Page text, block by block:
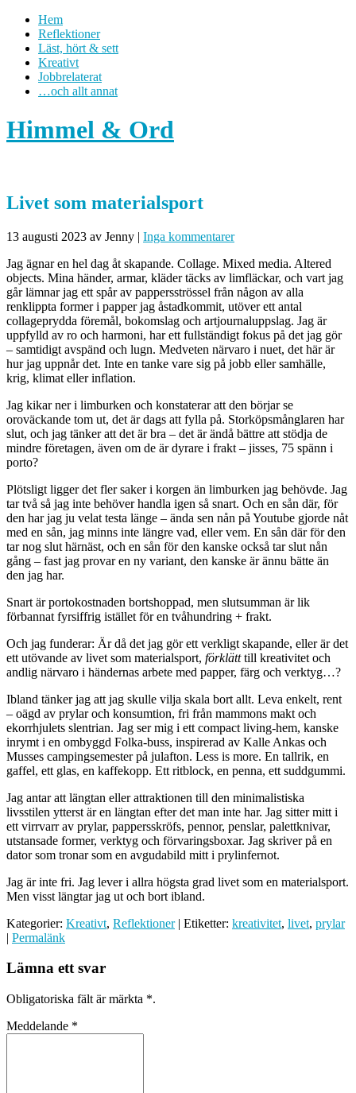
Hem
Reflektioner
Läst, hört & sett
Kreativt
Jobbrelaterat
…och allt annat
Himmel & Ord
Livet som materialsport
13 augusti 2023 av Jenny | Inga kommentarer
Jag ägnar en hel dag åt skapande. Collage. Mixed media. Altered
objects. Mina händer, armar, kläder täcks av limfläckar, och vart jag
går lämnar jag ett spår av pappersströssel från någon av alla
renklippta former i papper jag åstadkommit, utöver ett antal
collageprydda föremål, bokomslag och artjournaluppslag. Jag är
uppfylld av ro och harmoni, har ett fullständigt fokus på det jag gör
– samtidigt avspänd och lugn. Medveten närvaro i nuet, det här är
hur jag uppnår det. Inte en tanke vare sig på jobb eller samhälle,
krig, klimat eller inflation.
Jag kikar ner i limburken och konstaterar att den börjar se
oroväckande tom ut, det är dags att fylla på. Storköpsmånglaren har
slut, och jag tänker att det är bra – det är ändå bättre att stödja de
mindre företagen, även om de är dyrare i frakt – jisses, 75 spänn i
porto?
Plötsligt ligger det fler saker i korgen än limburken jag behövde. Jag
tar två så jag inte behöver handla igen så snart. Och en sån där, för
den har jag ju velat testa länge – ända sen nån på Youtube gjorde nåt
med en sån, jag minns inte längre vad, eller vem. En sån där för den
tar nog slut härnäst, och en sån för den kanske också tar slut nån
gång – fast jag provar en ny variant, den kanske är ännu bätte än
den jag har.
Snart är portokostnaden bortshoppad, men slutsumman är lik
förbannat fyrsiffrig istället för en tvåhundring + frakt.
Och jag funderar: Är då det jag gör ett verkligt skapande, eller är det
ett utövande av livet som materialsport, förklätttill kreativitet och
andlig närvaro i händernas arbete med papper, färg och verktyg…?
Ibland tänker jag att jag skulle vilja skala bort allt. Leva enkelt, rent
– oägd av prylar och konsumtion, fri från mammons makt och
ekorrhjulets slentrian. Jag ser mig i ett compact living-hem, kanske
inrymt i en ombyggd Folka-buss, inspirerad av Kalle Ankas och
Musses campingsemester på julafton. Less is more. En tallrik, en
gaffel, ett glas, en kaffekopp. Ett ritblock, en penna, ett suddgummi.
Jag antar att längtan eller attraktionen till den minimalistiska
livsstilen ytterst är en längtan efter det man inte har. Jag sitter mitt i
ett virrvarr av prylar, pappersskröfs, pennor, penslar, palettknivar,
utstansade former, verktyg och förvaringsboxar. Jag skriver på en
dator som tronar som en avgudabild mitt i prylinfernot.
Jag är inte fri. Jag lever i allra högsta grad livet som en materialsport.
Men visst längtar jag ut och bort ibland.
Kategorier: Kreativt, Reflektioner| Etiketter: kreativitet, livet, prylar
| Permalänk
Lämna ett svar
Obligatoriska fält är märkta *.
Meddelande *